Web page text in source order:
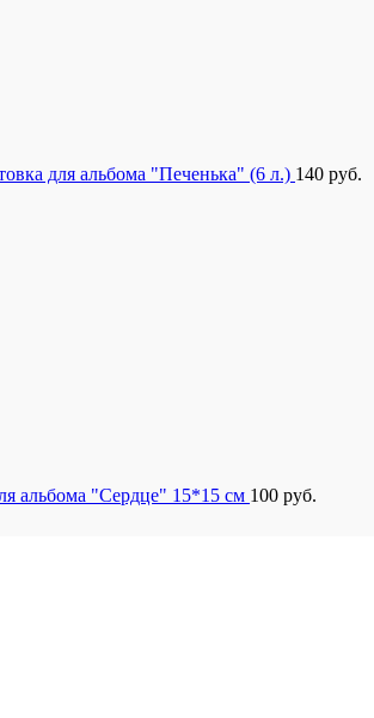
для альбома "Печенька" (6 л.) 140 руб.
альбома "Сердце" 15*15 см 100 руб.